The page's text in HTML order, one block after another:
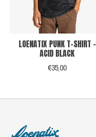
LOENATIX PUNK T-SHIRT -
ACID BLACK
€35,00